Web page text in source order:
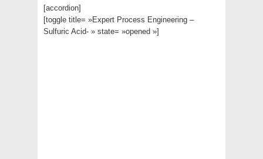
[accordion]
[toggle title= »Expert Process Engineering –
Sulfuric Acid- » state= »opened »]